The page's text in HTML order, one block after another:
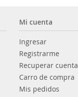
Mi cuenta
Ingresar
Registrarme
Recuperar cuenta
Carro de compra
Mis pedidos